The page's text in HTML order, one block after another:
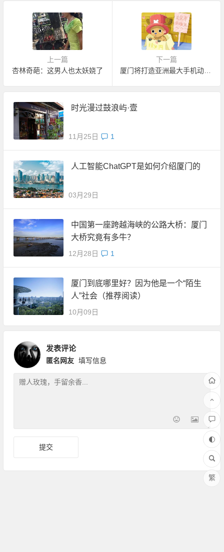
上一篇
杏林奇葩：这男人也太妖娆了
下一篇
厦门将打造亚洲最大手机动漫产业园
时光漫过鼓浪屿·壹
11月25日 1
人工智能ChatGPT是如何介绍厦门的
03月29日
中国第一座跨越海峡的公路大桥：厦门
大桥究竟有多牛？
12月28日 1
厦门到底哪里好？因为他是一个“陌生
人”社会（推荐阅读）
10月09日
发表评论
匿名网友 填写信息
繁